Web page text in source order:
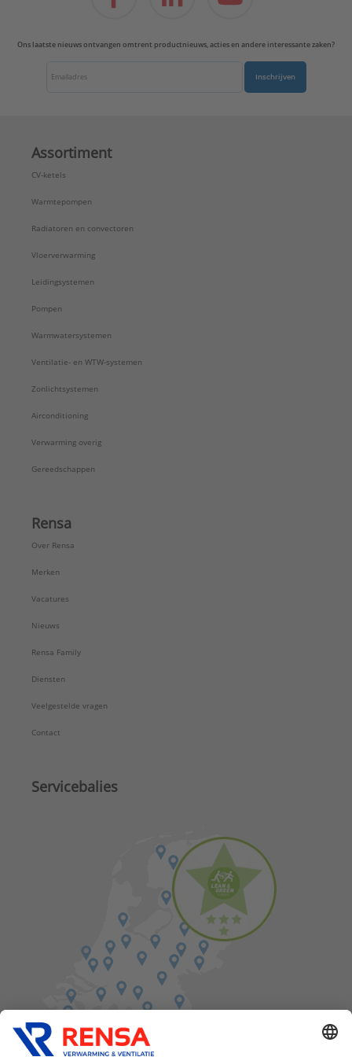
Ons laatste nieuws ontvangen omtrent productnieuws, acties en andere interessante zaken?
Inschrijven
Assortiment
CV-ketels
Warmtepompen
Radiatoren en convectoren
Vloerverwarming
Leidingsystemen
Pompen
Warmwatersystemen
Ventilatie- en WTW-systemen
Zonlichtsystemen
Airconditioning
Verwarming overig
Gereedschappen
Rensa
Over Rensa
Merken
Vacatures
Nieuws
Rensa Family
Diensten
Veelgestelde vragen
Contact
Servicebalies